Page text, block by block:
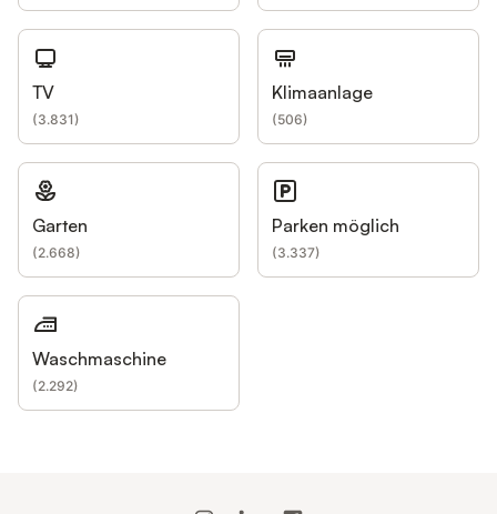
TV
(3.831)
Klimaanlage
(506)
Garten
(2.668)
Parken möglich
(3.337)
Waschmaschine
(2.292)